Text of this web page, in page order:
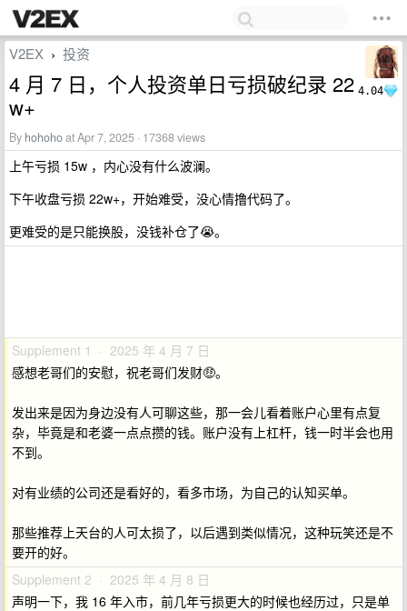
4.04
V2EX › 投资
4 月 7 日，个人投资单日亏损破纪录 22
w+
By hohohoat Apr 7, 2025 · 17368 views
上午亏损 15w ，内心没有什么波澜。
下午收盘亏损 22w+，开始难受，没心情撸代码了。
更难受的是只能换股，没钱补仓了😭。
Supplement 1 · 2025 年 4 月 7 日
感想老哥们的安慰，祝老哥们发财🤑。
发出来是因为身边没有人可聊这些，那一会儿看着账户心里有点复
杂，毕竟是和老婆一点点攒的钱。账户没有上杠杆，钱一时半会也用
不到。
对有业绩的公司还是看好的，看多市场，为自己的认知买单。
那些推荐上天台的人可太损了，以后遇到类似情况，这种玩笑还是不
要开的好。
Supplement 2 · 2025 年 4 月 8 日
声明一下，我 16 年入市，前几年亏损更大的时候也经历过，只是单